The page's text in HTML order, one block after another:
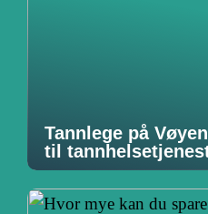
Tannlege på
til